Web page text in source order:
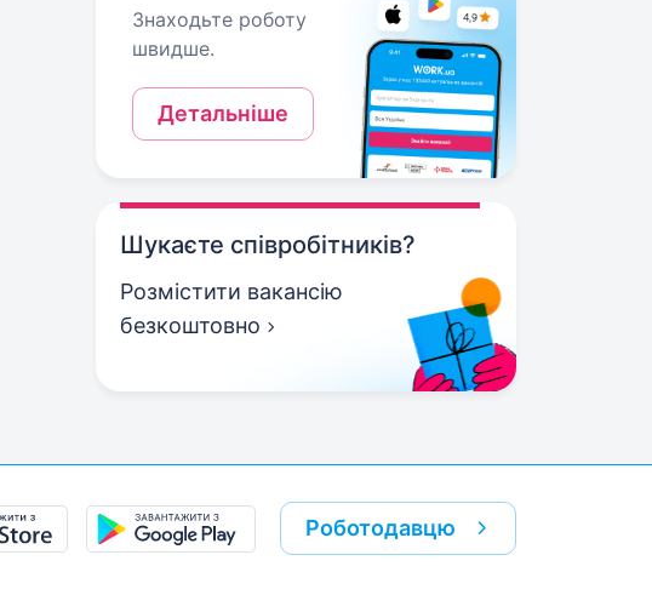
Знаходьте роботу
швидше.
Детальніше
Шукаєте співробітників?
Розмістити вакансію
безкоштовно
Роботодавцю